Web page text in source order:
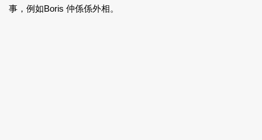
事，例如Boris 仲係係外相。